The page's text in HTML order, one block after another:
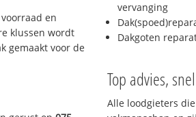
en
klussen wordt
gemaakt voor de
vervanging
Dakgoten
Top advies,
Alle loodgieters